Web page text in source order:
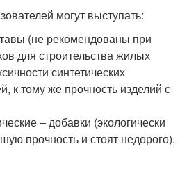
могут выступать:
(не рекомендованы при
для строительства жилых
синтетических
к тому же прочность изделий с
– добавки (экологически
прочность и стоят недорого).